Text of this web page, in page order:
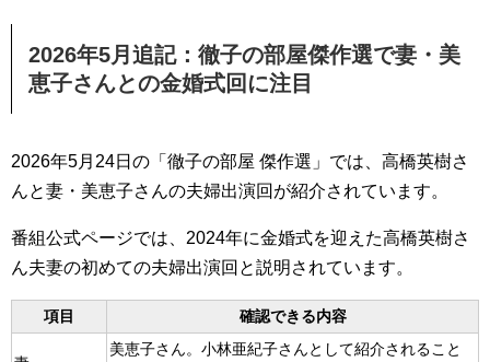
2026年5月追記：徹子の部屋傑作選で妻・美
恵子さんとの金婚式回に注目
2026年5月24日の「徹子の部屋 傑作選」では、高橋英樹さ
んと妻・美恵子さんの夫婦出演回が紹介されています。
番組公式ページでは、2024年に金婚式を迎えた高橋英樹さ
ん夫妻の初めての夫婦出演回と説明されています。
項目 確認できる内容
美恵子さん。小林亜紀子さんとして紹介されること